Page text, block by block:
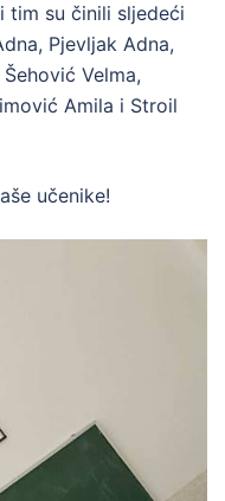
tim su činili sljedeći
Pjevljak Adna,
Velma,
Amila i Stroil
učenike!